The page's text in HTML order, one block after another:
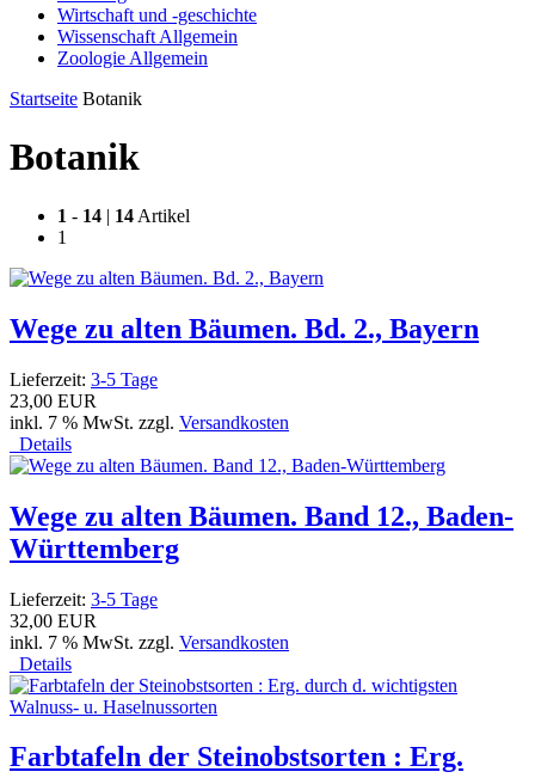
Wirtschaft und -geschichte
Wissenschaft Allgemein
Zoologie Allgemein
Startseite Botanik
Botanik
1 - 14 | 14 Artikel
1
Wege zu alten Bäumen. Bd. 2., Bayern
Lieferzeit: 3-5 Tage
23,00 EUR
inkl. 7 % MwSt. zzgl. Versandkosten
Details
Wege zu alten Bäumen. Band 12., Baden-
Württemberg
Lieferzeit: 3-5 Tage
32,00 EUR
inkl. 7 % MwSt. zzgl. Versandkosten
Details
Farbtafeln der Steinobstsorten : Erg.